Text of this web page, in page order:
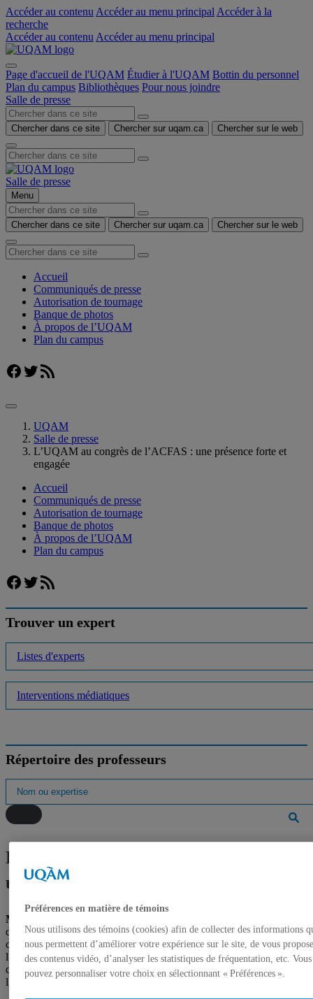
Accéder au contenu Accéder au menu principal Accéder à la
recherche
Accéder au contenu Accéder au menu principal
Page d'accueil de l'UQAM Étudier à l'UQAM Bottin du personnel
Plan du campus Bibliothèques Pour nous joindre
Salle de presse
Chercher dans ce site Chercher sur uqam.ca Chercher sur le web
Salle de presse
Menu
Chercher dans ce site Chercher sur uqam.ca Chercher sur le web
Accueil
Communiqués de presse
Autorisation de tournage
Banque de photos
À propos de l’UQAM
Plan du campus
Facebook
Twitter
Flux RSS
UQAM
Salle de presse
L’UQAM au congrès de l’ACFAS : une présence forte et
engagée
Accueil
Communiqués de presse
Autorisation de tournage
Banque de photos
À propos de l’UQAM
Plan du campus
Facebook
Twitter
Flux RSS
Trouver un expert
Listes d'experts
Interventions médiatiques
Répertoire des professeurs
L’UQAM au congrès de l’ACFAS :
une présence forte et engagée
Montréal, le 6 mai 2024
du Québec à Montréal (UQAM) sera représentée en force au
congrès de l’ACFAS. En effet, du 13 au 17 mai prochains à
l’Université d’Ottawa, 378 chercheuses et présenteront des travaux
qui touchent de nombreux domaines de pointe, tels que
l’environnement, la santé, la culture et l’éducation.
Préférences en matière de témoins
Nous utilisons des témoins (cookies) afin de collecter des informations
nous permettent d’améliorer votre expérience sur le site, de vous
des contenus vidéo, d’analyser les statistiques de fréquentation, etc. Vous
pouvez personnaliser votre choix en sélectionnant « Préférences ».